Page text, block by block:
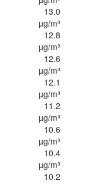
13.0
µg/m³
12.8
µg/m³
12.6
µg/m³
12.1
µg/m³
11.2
µg/m³
10.6
µg/m³
10.4
µg/m³
10.2